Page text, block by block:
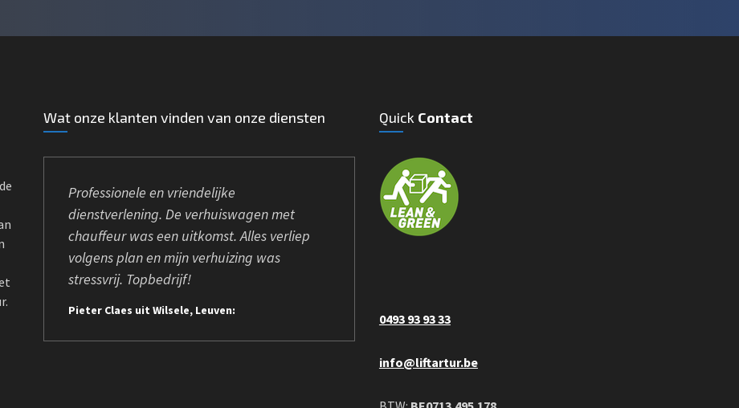
Wat onze klanten vinden van onze diensten
Professionele en vriendelijke
dienstverlening. De verhuiswagen met
chauffeur was een uitkomst. Alles verliep
volgens plan en mijn verhuizing was
stressvrij. Topbedrijf!
Pieter Claes uit Wilsele, Leuven:
Quick Contact
0493 93 93 33
info@liftartur.be